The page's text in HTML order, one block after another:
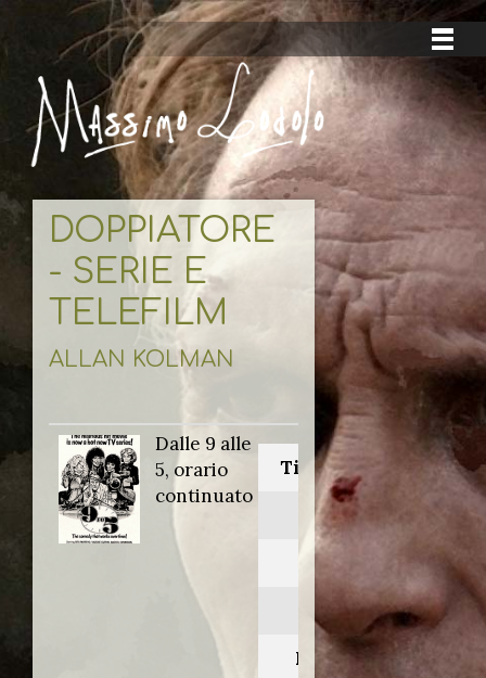
DOPPIATORE
- SERIE E
TELEFILM
ALLAN KOLMAN
Dalle 9 alle
5, orario
continuato
Titolo originale:
9 to 5
1986
Personaggio: